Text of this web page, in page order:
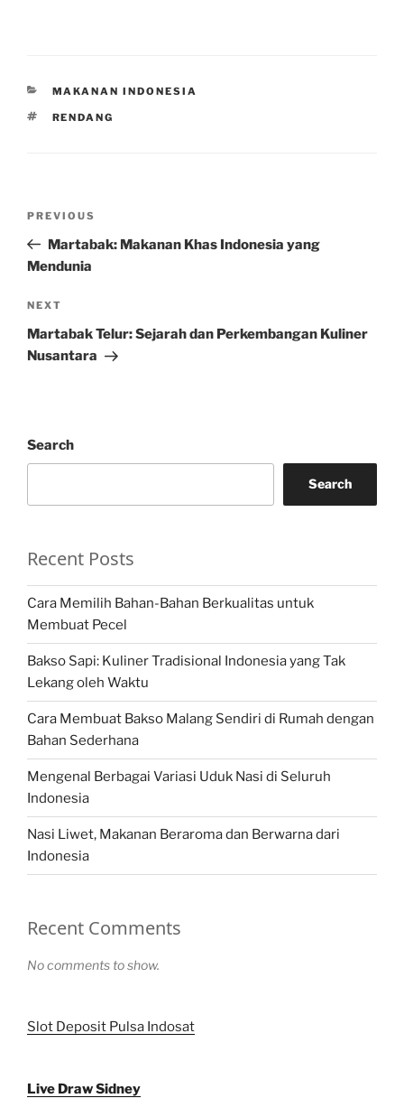
CATEGORIES
MAKANAN INDONESIA
TAGS
RENDANG
Previous
Post
PREVIOUS
Martabak: Makanan Khas Indonesia yang
Mendunia
Next
Post
NEXT
Martabak Telur: Sejarah dan Perkembangan Kuliner
Nusantara
Search
Search
Recent Posts
Cara Memilih Bahan-Bahan Berkualitas untuk
Membuat Pecel
Bakso Sapi: Kuliner Tradisional Indonesia yang Tak
Lekang oleh Waktu
Cara Membuat Bakso Malang Sendiri di Rumah dengan
Bahan Sederhana
Mengenal Berbagai Variasi Uduk Nasi di Seluruh
Indonesia
Nasi Liwet, Makanan Beraroma dan Berwarna dari
Indonesia
Recent Comments
No comments to show.
Slot Deposit Pulsa Indosat
Live Draw Sidney